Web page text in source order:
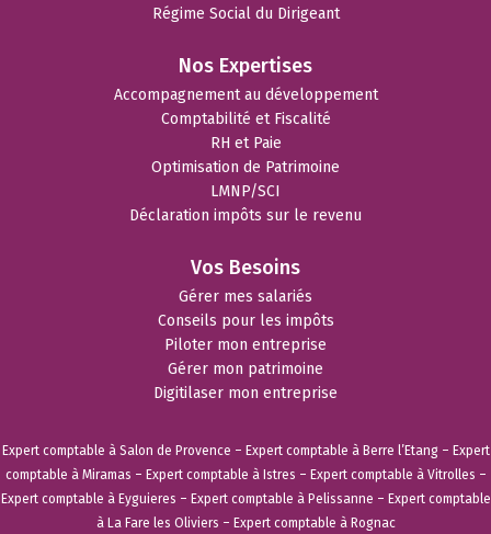
Régime Social du Dirigeant
Nos Expertises
Accompagnement au développement
Comptabilité et Fiscalité
RH et Paie
Optimisation de Patrimoine
LMNP/SCI
Déclaration impôts sur le revenu
Vos Besoins
Gérer mes salariés
Conseils pour les impôts
Piloter mon entreprise
Gérer mon patrimoine
Digitilaser mon entreprise
Expert comptable à Salon de Provence – Expert comptable à Berre l’Etang– Expert
comptable à Miramas – Expert comptable à Istres – Expert comptable à Vitrolles –
Expert comptable à Eyguieres – Expert comptable à Pelissanne – Expert comptable
à La Fare les Oliviers – Expert comptable à Rognac